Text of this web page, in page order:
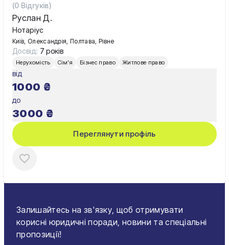
(0 Відгуків)
Руслан Д.
Нотаріус
Київ, Олександрія, Полтава, Рівне
Досвід: 7 років
Нерухомість Сім'я Бізнес право Житлове право
від
1000 ₴
до
3000 ₴
Переглянути профіль
Залишайтесь на зв'язку, щоб отримувати
корисні юридичні поради, новини та спеціальні
пропозиції!